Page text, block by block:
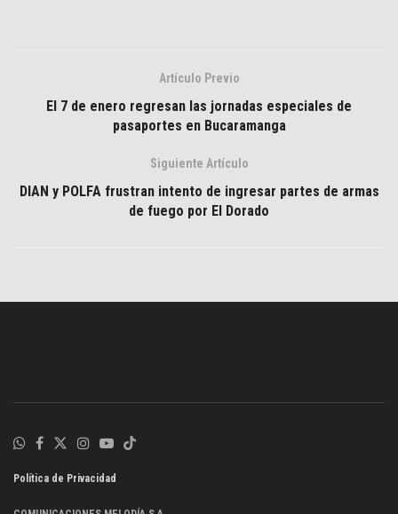
Artículo Previo
El 7 de enero regresan las jornadas especiales de
pasaportes en Bucaramanga
Siguiente Artículo
DIAN y POLFA frustran intento de ingresar partes de armas
de fuego por El Dorado
Política de Privacidad